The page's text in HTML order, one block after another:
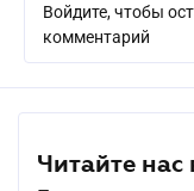
Войдите, чтобы
комментарий
Читайте нас